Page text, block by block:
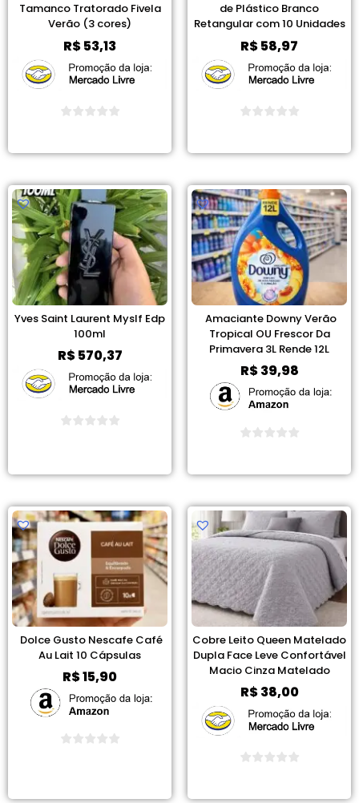
Tamanco Tratorado Fivela
Verão (3 cores)
R$53,13
de Plástico Branco
Retangular com 10 Unidades
R$58,97
Yves Saint Laurent Myslf Edp
100ml
R$570,37
Amaciante Downy Verão
Tropical OU Frescor Da
Primavera 3L Rende 12L
R$39,98
Dolce Gusto Nescafe Café
Au Lait 10 Cápsulas
R$15,90
Cobre Leito Queen Matelado
Dupla Face Leve Confortável
Macio Cinza Matelado
R$38,00